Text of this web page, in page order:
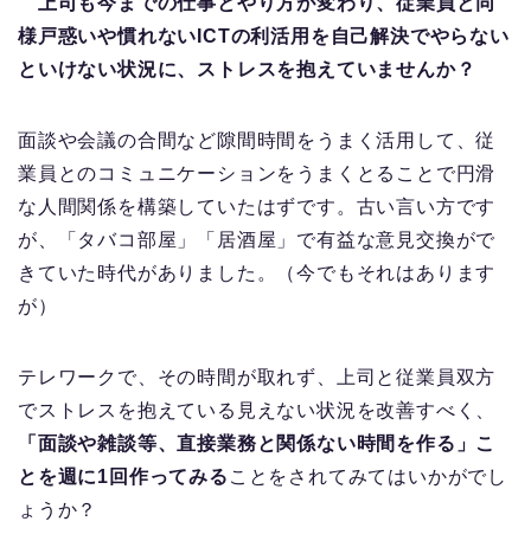
様戸惑いや慣れないICTの利活用を自己解決でやらない
といけない状況に、ストレスを抱えていませんか？
面談や会議の合間など隙間時間をうまく活用して、従
業員とのコミュニケーションをうまくとることで円滑
な人間関係を構築していたはずです。古い言い方です
が、「タバコ部屋」「居酒屋」で有益な意見交換がで
きていた時代がありました。（今でもそれはあります
が）
テレワークで、その時間が取れず、上司と従業員双方
でストレスを抱えている見えない状況を改善すべく、
「面談や雑談等、直接業務と関係ない時間を作る」こ
とを週に1回作ってみる ことをされてみてはいかがでし
ょうか？